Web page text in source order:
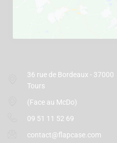
36 rue de Bordeaux - 37000
Tours
(Face au McDo)
09 51 11 52 69
contact@flapcase.com